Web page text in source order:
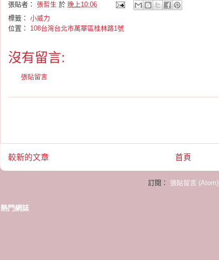
張貼者： 張哲生 於 晚上10:06
標籤： 小威力
位置： 108台灣台北市萬華區桂林路1號
沒有留言:
張貼留言
較新的文章 首頁
訂閱： 張貼留言 (Atom)
熱門網誌